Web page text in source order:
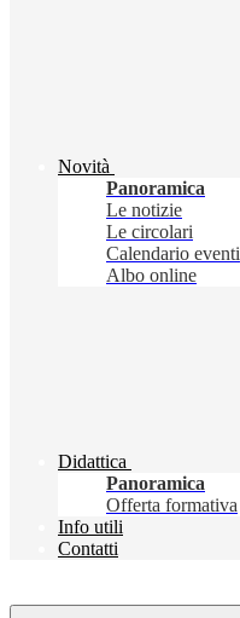
Novità
Panoramica
Le notizie
Le circolari
Calendario eventi
Albo online
Didattica
Panoramica
Offerta formativa
Info utili
Contatti